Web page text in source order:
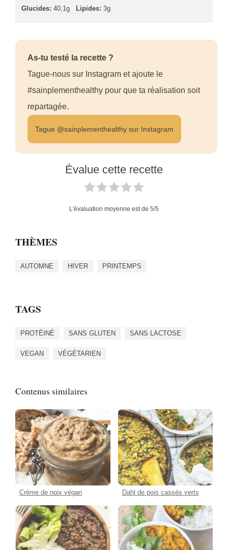
Glucides: 40,1g Lipides: 3g
As-tu testé la recette ?
Tague-nous sur Instagram et ajoute le
#sainplementhealthy pour que ta réalisation soit
repartagée.
Tague @sainplementhealthy sur Instagram
Évalue cette recette
L'évaluation moyenne est de 5/5
THÈMES
AUTOMNE HIVER PRINTEMPS
TAGS
PROTÉINÉ SANS GLUTEN SANS LACTOSE
VEGAN VÉGÉTARIEN
Contenus similaires
Crème de noix végan Dahl de pois cassés verts